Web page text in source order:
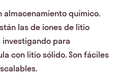
almacenamiento químico.
las de iones de litio
investigando para
con litio sólido. Son fáciles